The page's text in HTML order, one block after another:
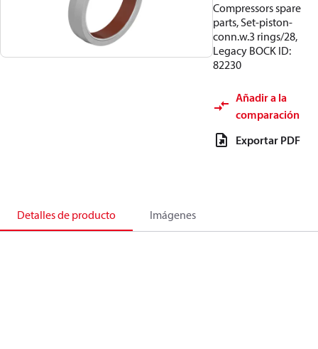
Compressors spare
parts, Set-piston-
conn.w.3 rings/28,
Legacy BOCK ID:
82230
Añadir a la
comparación
Exportar PDF
Detalles de producto Imágenes